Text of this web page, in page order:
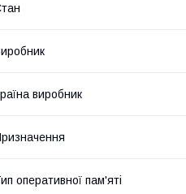
виробник
оперативної пам'яті